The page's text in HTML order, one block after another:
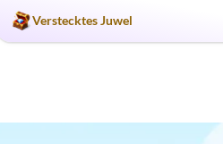
Verstecktes Juwel